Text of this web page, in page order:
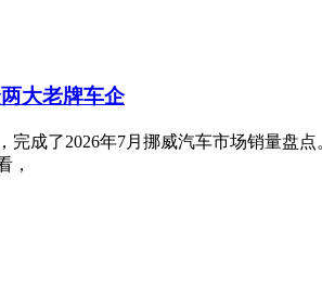
大老牌车企
成了2026年7月挪威汽车市场销量盘
，